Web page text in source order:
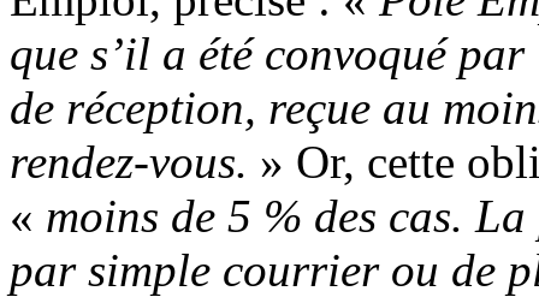
que s’il a été convoqué
de réception, reçue au
rendez-vous. » Or, cette
« moins de 5 % des cas.
par simple courrier ou de